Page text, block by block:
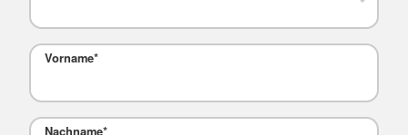
Vorname*
Nachname*